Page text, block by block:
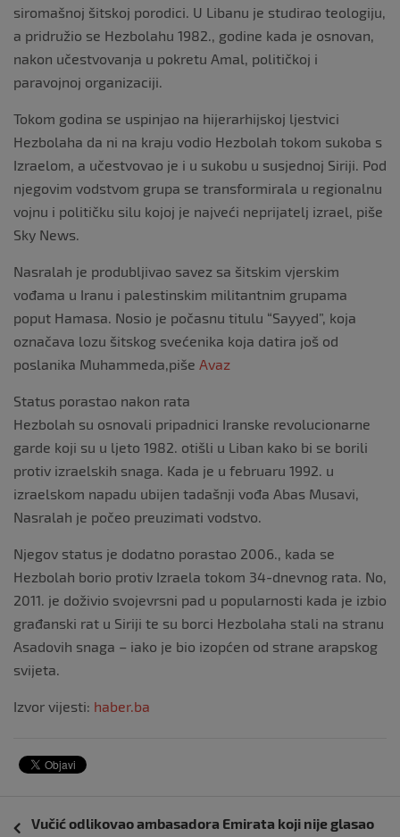
siromašnoj šitskoj porodici. U Libanu je studirao teologiju,
a pridružio se Hezbolahu 1982., godine kada je osnovan,
nakon učestvovanja u pokretu Amal, političkoj i
paravojnoj organizaciji.
Tokom godina se uspinjao na hijerarhijskoj ljestvici
Hezbolaha da ni na kraju vodio Hezbolah tokom sukoba s
Izraelom, a učestvovao je i u sukobu u susjednoj Siriji. Pod
njegovim vodstvom grupa se transformirala u regionalnu
vojnu i političku silu kojoj je najveći neprijatelj izrael, piše
Sky News.
Nasralah je produbljivao savez sa šitskim vjerskim
vođama u Iranu i palestinskim militantnim grupama
poput Hamasa. Nosio je počasnu titulu “Sayyed”, koja
označava lozu šitskog svećenika koja datira još od
poslanika Muhammeda,piše Avaz
Status porastao nakon rata
Hezbolah su osnovali pripadnici Iranske revolucionarne
garde koji su u ljeto 1982. otišli u Liban kako bi se borili
protiv izraelskih snaga. Kada je u februaru 1992. u
izraelskom napadu ubijen tadašnji vođa Abas Musavi,
Nasralah je počeo preuzimati vodstvo.
Njegov status je dodatno porastao 2006., kada se
Hezbolah borio protiv Izraela tokom 34-dnevnog rata. No,
2011. je doživio svojevrsni pad u popularnosti kada je izbio
građanski rat u Siriji te su borci Hezbolaha stali na stranu
Asadovih snaga – iako je bio izopćen od strane arapskog
svijeta.
Izvor vijesti: haber.ba
Vučić odlikovao ambasadora Emirata koji nije glasao